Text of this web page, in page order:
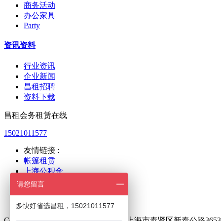
商务活动
办公家具
Party
资讯资料
行业资讯
企业新闻
昌租招聘
资料下载
昌租会务租赁在线
15021011577
友情链接 :
帐篷租赁
上海公积金
上海人力
世博展览
请您留言
多快好省选昌租，15021011577